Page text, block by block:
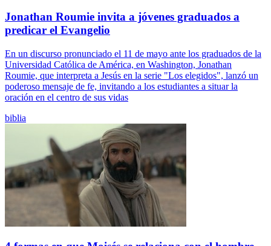
Jonathan Roumie invita a jóvenes graduados a
predicar el Evangelio
En un discurso pronunciado el 11 de mayo ante los graduados de la
Universidad Católica de América, en Washington, Jonathan
Roumie, que interpreta a Jesús en la serie "Los elegidos", lanzó un
poderoso mensaje de fe, invitando a los estudiantes a situar la
oración en el centro de sus vidas
biblia